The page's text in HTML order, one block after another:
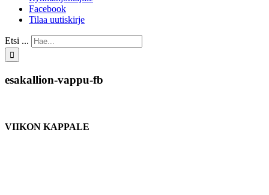
Facebook
Tilaa uutiskirje
Etsi ...
esakallion-vappu-fb
VIIKON KAPPALE